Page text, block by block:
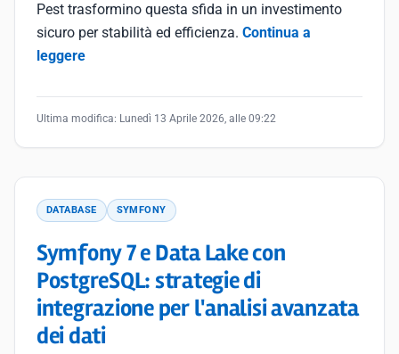
Pest trasformino questa sfida in un investimento
sicuro per stabilità ed efficienza. Continua a
leggere
Ultima modifica: Lunedì 13 Aprile 2026, alle 09:22
DATABASE SYMFONY
Symfony 7 e Data Lake con
PostgreSQL: strategie di
integrazione per l'analisi avanzata
dei dati